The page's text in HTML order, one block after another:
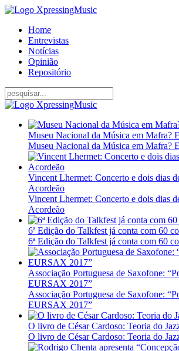
Home
Entrevistas
Notícias
Opinião
Repositório
Museu Nacional da Música em Mafra?
Museu Nacional da Música em Mafra?
Vincent Lhermet: Concerto e dois dias
Acordeão
Vincent Lhermet: Concerto e dois dias
Acordeão
6ª Edição do Talkfest já conta com 60
6ª Edição do Talkfest já conta com 60
Associação Portuguesa de Saxofone:
EURSAX 2017”
Associação Portuguesa de Saxofone:
EURSAX 2017”
O livro de César Cardoso: Teoria do
O livro de César Cardoso: Teoria do